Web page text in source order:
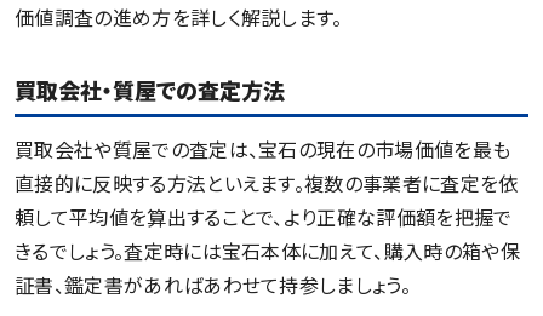
価値調査の進め方を詳しく解説します。
買取会社・質屋での査定方法
買取会社や質屋での査定は、宝石の現在の市場価値を最も
直接的に反映する方法といえます。複数の事業者に査定を依
頼して平均値を算出することで、より正確な評価額を把握で
きるでしょう。査定時には宝石本体に加えて、購入時の箱や保
証書、鑑定書があればあわせて持参しましょう。